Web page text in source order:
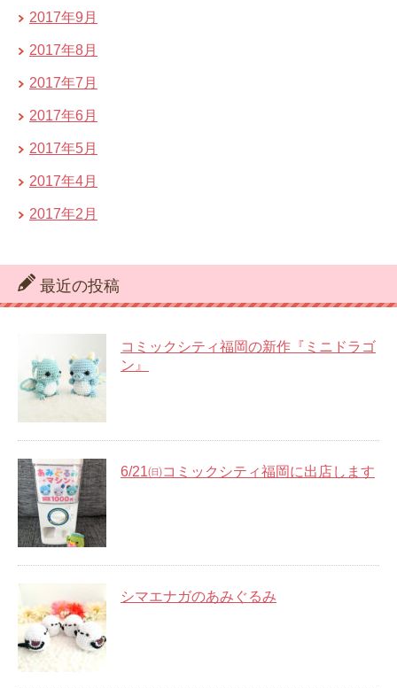
2017年9月
2017年8月
2017年7月
2017年6月
2017年5月
2017年4月
2017年2月
最近の投稿
コミックシティ福岡の新作『ミニドラゴ
ン』
6/21㈰コミックシティ福岡に出店します
シマエナガのあみぐるみ